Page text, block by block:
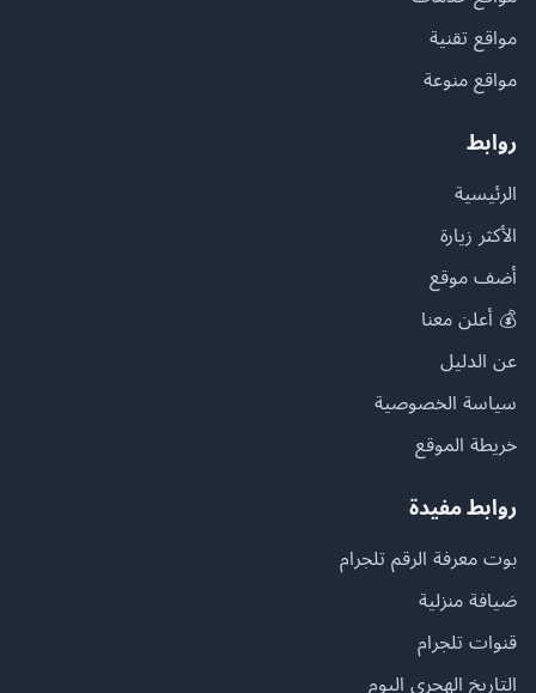
مواقع تقنية
مواقع منوعة
روابط
الرئيسية
الأكثر زيارة
أضف موقع
💰 أعلن معنا
عن الدليل
سياسة الخصوصية
خريطة الموقع
روابط مفيدة
بوت معرفة الرقم تلجرام
ضيافة منزلية
قنوات تلجرام
التاريخ الهجري اليوم